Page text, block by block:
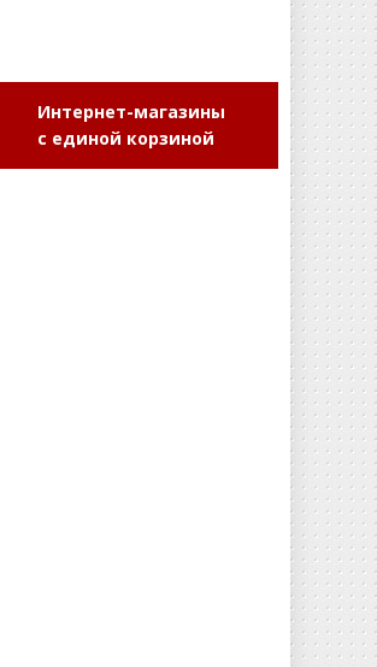
Интернет-магазины
с единой корзиной